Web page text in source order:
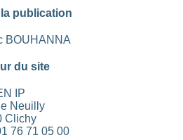
publication
BOUHANNA
du site
IP
Neuilly
Clichy
76 71 05 00